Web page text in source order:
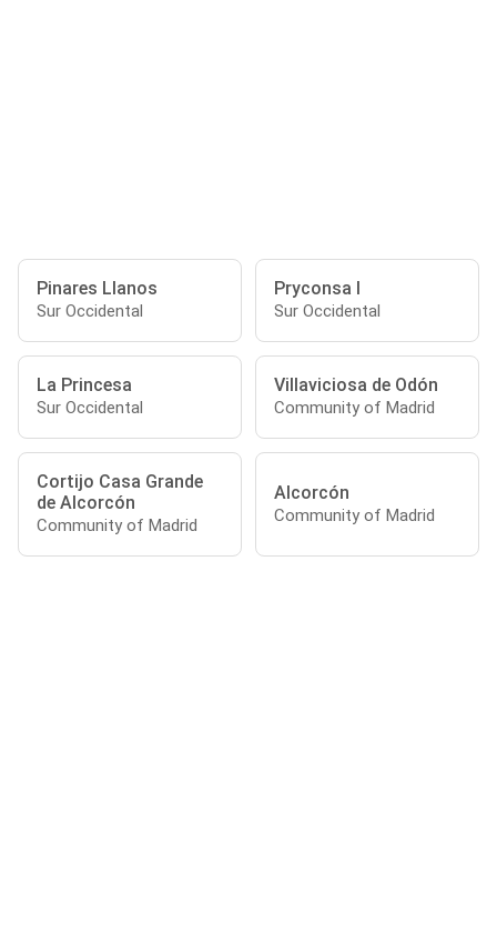
Pinares Llanos
Sur Occidental
Pryconsa I
Sur Occidental
La Princesa
Sur Occidental
Villaviciosa de Odón
Community of Madrid
Cortijo Casa Grande
de Alcorcón
Community of Madrid
Alcorcón
Community of Madrid